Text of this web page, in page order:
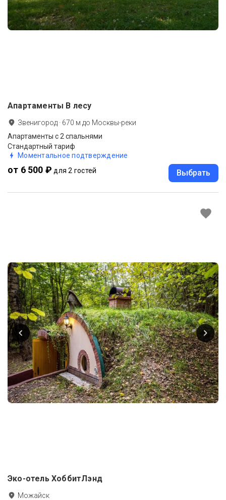
Апартаменты В лесу
Звенигород · 670 м до Москвы-реки
Апартаменты с 2 спальнями
Стандартный тариф
Моментальное подтверждение
от 6 500 ₽ для 2 гостей Выбрать
Эко-отель ХоббитЛэнд
Можайск